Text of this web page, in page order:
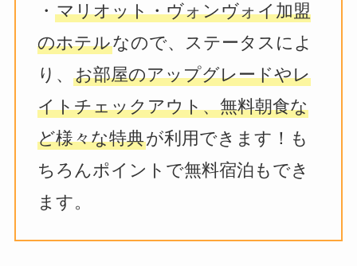
・ マリオット・ヴォンヴォイ加盟
のホテルなので、ステータスによ
り、 お部屋のアップグレードやレ
イトチェックアウト、無料朝食な
ど様々な特典が利用できます！も
ちろんポイントで無料宿泊もでき
ます。